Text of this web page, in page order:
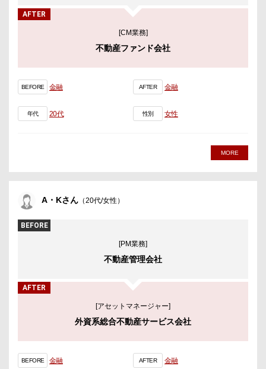
AFTER
[CM業務]
不動産ファンド会社
BEFORE 金融 AFTER 金融
年代 20代 性別 女性
MORE
A・Kさん （20代/女性）
BEFORE
[PM業務]
不動産管理会社
AFTER
[アセットマネージャー]
外資系総合不動産サービス会社
BEFORE 金融 AFTER 金融